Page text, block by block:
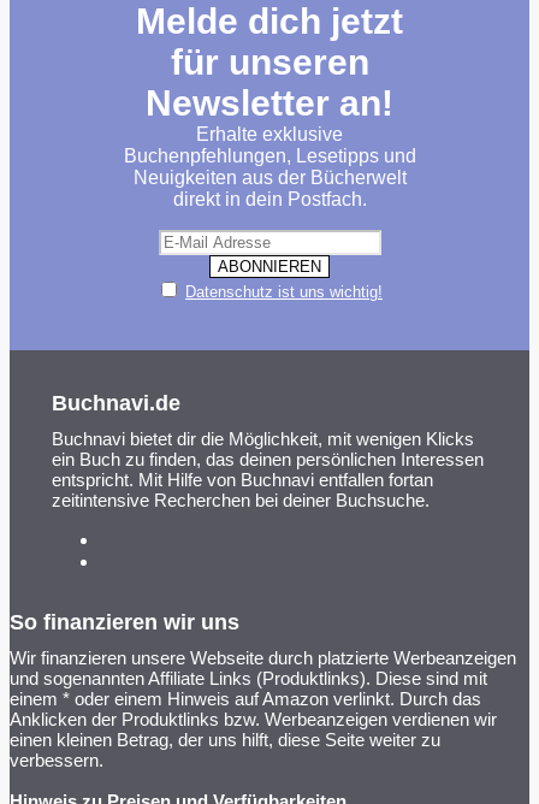
Melde dich jetzt
für unseren
Newsletter an!
Erhalte exklusive
Buchenpfehlungen, Lesetipps und
Neuigkeiten aus der Bücherwelt
direkt in dein Postfach.
Datenschutz ist uns wichtig!
Buchnavi.de
Buchnavi bietet dir die Möglichkeit, mit wenigen Klicks
ein Buch zu finden, das deinen persönlichen Interessen
entspricht. Mit Hilfe von Buchnavi entfallen fortan
zeitintensive Recherchen bei deiner Buchsuche.
So finanzieren wir uns
Wir finanzieren unsere Webseite durch platzierte Werbeanzeigen
und sogenannten Affiliate Links (Produktlinks). Diese sind mit
einem * oder einem Hinweis auf Amazon verlinkt. Durch das
Anklicken der Produktlinks bzw. Werbeanzeigen verdienen wir
einen kleinen Betrag, der uns hilft, diese Seite weiter zu
verbessern.